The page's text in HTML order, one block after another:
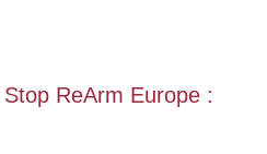
ReArm Europe :